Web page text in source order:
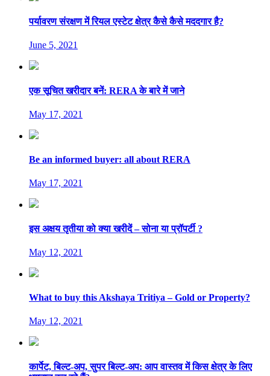
पर्यावरण संरक्षण में रियल एस्टेट क्षेत्र कैसे कैसे मददगार है?
June 5, 2021
एक सूचित खरीदार बनें: RERA के बारे में जाने
May 17, 2021
Be an informed buyer: all about RERA
May 17, 2021
इस अक्षय तृतीया को क्या खरीदें – सोना या प्रॉपर्टी ?
May 12, 2021
What to buy this Akshaya Tritiya – Gold or Property?
May 12, 2021
कार्पेट, बिल्ट-अप, सुपर बिल्ट-अप: आप वास्तव में किस क्षेत्र के लिए